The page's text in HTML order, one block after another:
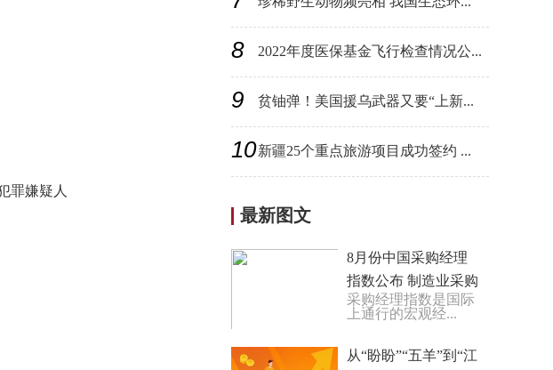
罪嫌疑人
8 2022年度医保基金飞行检查情况公...
9 贫铀弹！美国援乌武器又要“上新...
10新疆25个重点旅游项目成功签约 ...
最新图文
8月份中国采购经理
指数公布 制造业采购
经理指数连续三个月
采购经理指数是国际
上通行的宏观经...
从“盼盼”“五羊”到“江